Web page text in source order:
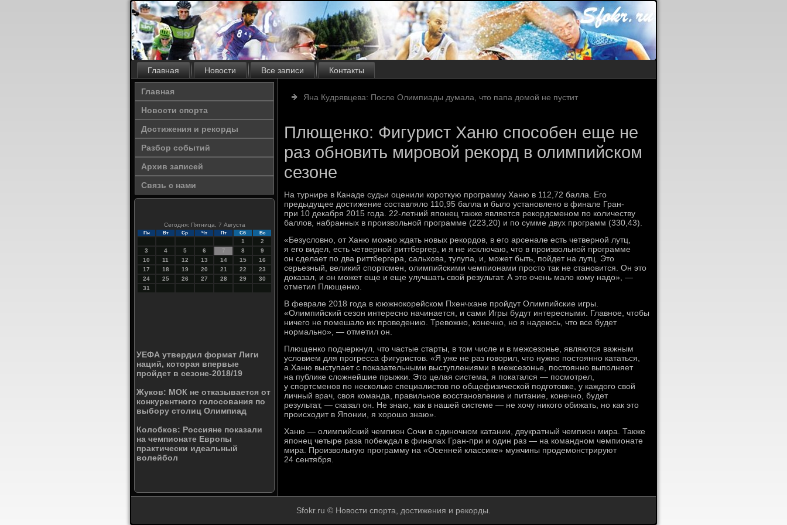
Главная Новости Все записи Контакты
Главная
Новости спорта
Достижения и рекорды
Разбор событий
Архив записей
Связь с нами
Сегодня: Пятница, 7 Августа
Пн Вт Ср Чт Пт Сб Вс
1
2
3
4 5 6 7 8
9
10
11 12 13 14 15
16
17
18 19 20 21 22
23
24
25 26 27 28 29
30
31
УЕФА утвердил формат Лиги
наций, которая впервые
пройдет в сезоне-2018/19
Жуков: МОК не отказывается от
конкурентного голосования по
выбору столиц Олимпиад
Колобков: Россияне показали
на чемпионате Европы
практически идеальный
волейбол
Яна Кудрявцева: После Олимпиады думала, что папа домой не пустит
Плющенко: Фигурист Ханю способен еще не
раз обновить мировой рекорд в олимпийском
сезоне
На турнире в Канаде судьи оценили короткую программу Ханю в 112,72 балла. Его
предыдущее достижение составляло 110,95 балла и было установлено в финале Гран-
при 10 декабря 2015 года. 22-летний японец также является рекордсменом по количеству
баллов, набранных в произвольной программе (223,20) и по сумме двух программ (330,43).
«Безусловно, от Ханю можно ждать новых рекордов, в его арсенале есть четверной лутц,
я его видел, есть четверной риттбергер, и я не исключаю, что в произвольной программе
он сделает по два риттбергера, сальхова, тулупа, и, может быть, пойдет на лутц. Это
серьезный, великий спортсмен, олимпийскими чемпионами просто так не становится. Он это
доказал, и он может еще и еще улучшать свой результат. А это очень мало кому надо», —
отметил Плющенко.
В феврале 2018 года в ююжнокорейском Пхенчхане пройдут Олимпийские игры.
«Олимпийский сезон интересно начинается, и сами Игры будут интересными. Главное, чтобы
ничего не помешало их проведению. Тревожно, конечно, но я надеюсь, что все будет
нормально», — отметил он.
Плющенко подчеркнул, что частые старты, в том числе и в межсезонье, являются важным
условием для прогресса фигуристов. «Я уже не раз говорил, что нужно постоянно кататься,
а Ханю выступает с показательными выступлениями в межсезонье, постоянно выполняет
на публике сложнейшие прыжки. Это целая система, я покатался — посмотрел,
у спортсменов по несколько специалистов по общефизической подготовке, у каждого свой
личный врач, своя команда, правильное восстановление и питание, конечно, будет
результат, — сказал он. Не знаю, как в нашей системе — не хочу никого обижать, но как это
происходит в Японии, я хорошо знаю».
Ханю — олимпийский чемпион Сочи в одиночном катании, двукратный чемпион мира. Также
японец четыре раза побеждал в финалах Гран-при и один раз — на командном чемпионате
мира. Произвольную программу на «Осенней классике» мужчины продемонстрируют
24 сентября.
Sfokr.ru © Новости спорта, достижения и рекорды.